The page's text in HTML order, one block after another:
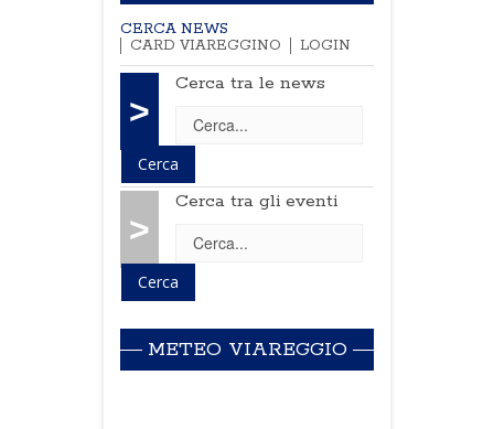
CERCA NEWS
CARD VIAREGGINO
LOGIN
>
Cerca tra le news
>
Cerca tra gli eventi
METEO VIAREGGIO